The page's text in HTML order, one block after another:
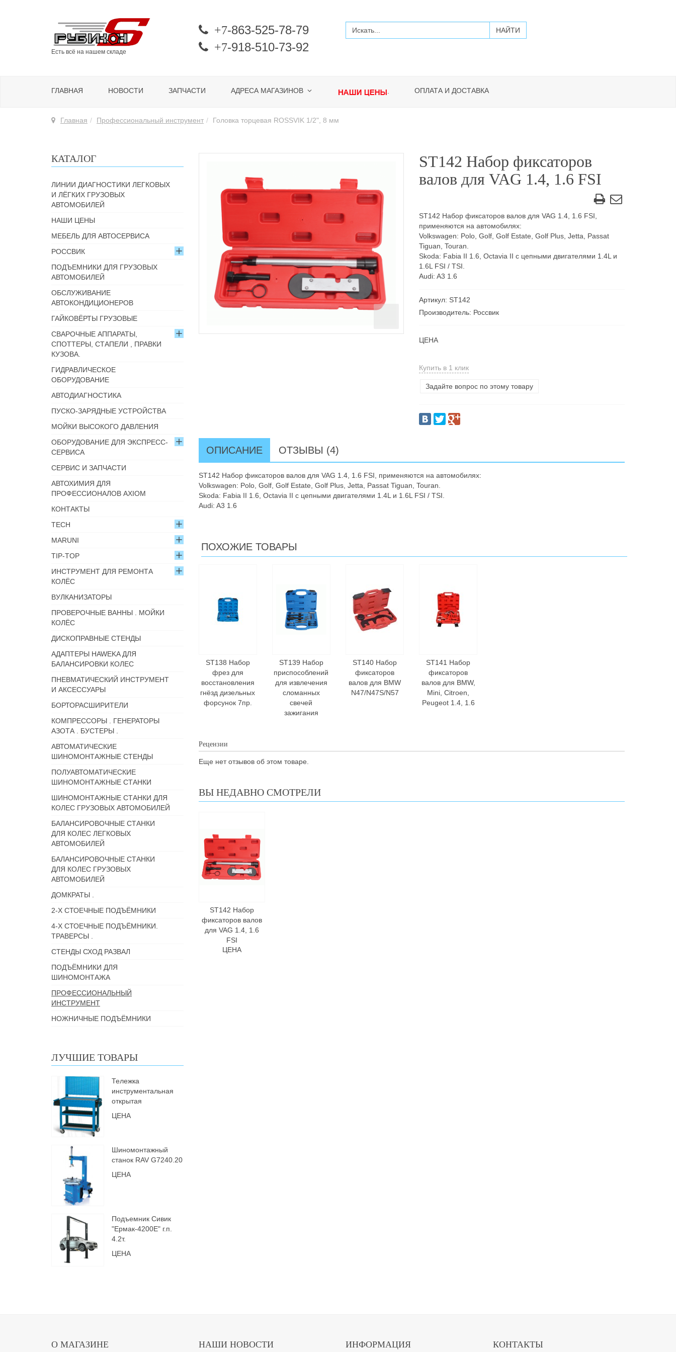
Есть всё на нашем складе
+7-863-525-78-79
+7-918-510-73-92
ГЛАВНАЯ НОВОСТИ ЗАПЧАСТИ АДРЕСА МАГАЗИНОВ . ОПЛАТА И ДОСТАВКА
Главная Профессиональный инструмент Головка торцевая ROSSVIK 1/2", 8 мм
ST142 Набор фиксаторов
валов для VAG 1.4, 1.6 FSI
ST142 Набор фиксаторов валов для VAG 1.4, 1.6 FSI,
применяются на автомобилях:
Volkswagen: Polo, Golf, Golf Estate, Golf Plus, Jetta, Passat
Tiguan, Touran.
Skoda: Fabia II 1.6, Octavia II с цепными двигателями 1.4L и
1.6L FSI / TSI.
Audi: A3 1.6
Артикул: ST142
Производитель: Россвик
ЦЕНА
Купить в 1 клик
Задайте вопрос по этому товару
ОПИСАНИЕ ОТЗЫВЫ (4)
ST142 Набор фиксаторов валов для VAG 1.4, 1.6 FSI, применяются на автомобилях:
Volkswagen: Polo, Golf, Golf Estate, Golf Plus, Jetta, Passat Tiguan, Touran.
Skoda: Fabia II 1.6, Octavia II с цепными двигателями 1.4L и 1.6L FSI / TSI.
Audi: A3 1.6
ПОХОЖИЕ ТОВАРЫ
ST138 Набор
фрез для
восстановления
гнёзд дизельных
форсунок 7пр.
ST139 Набор
приспособлений
для извлечения
сломанных
свечей
зажигания
ST140 Набор
фиксаторов
валов для BMW
N47/N47S/N57
ST141 Набор
фиксаторов
валов для BMW,
Mini, Citroen,
Peugeot 1.4, 1.6
Рецензии
Еще нет отзывов об этом товаре.
ВЫ НЕДАВНО СМОТРЕЛИ
ST142 Набор
фиксаторов валов
для VAG 1.4, 1.6
FSI
ЦЕНА
КАТАЛОГ
ЛИНИИ ДИАГНОСТИКИ ЛЕГКОВЫХ
И ЛЁГКИХ ГРУЗОВЫХ
АВТОМОБИЛЕЙ
НАШИ ЦЕНЫ
МЕБЕЛЬ ДЛЯ АВТОСЕРВИСА
РОССВИК
ПОДЪЕМНИКИ ДЛЯ ГРУЗОВЫХ
АВТОМОБИЛЕЙ
ОБСЛУЖИВАНИЕ
АВТОКОНДИЦИОНЕРОВ
ГАЙКОВЁРТЫ ГРУЗОВЫЕ
СВАРОЧНЫЕ АППАРАТЫ,
СПОТТЕРЫ, СТАПЕЛИ , ПРАВКИ
КУЗОВА.
ГИДРАВЛИЧЕСКОЕ
ОБОРУДОВАНИЕ
АВТОДИАГНОСТИКА
ПУСКО-ЗАРЯДНЫЕ УСТРОЙСТВА
МОЙКИ ВЫСОКОГО ДАВЛЕНИЯ
ОБОРУДОВАНИЕ ДЛЯ ЭКСПРЕСС-
СЕРВИСА
СЕРВИС И ЗАПЧАСТИ
АВТОХИМИЯ ДЛЯ
ПРОФЕССИОНАЛОВ AXIOM
КОНТАКТЫ
TECH
MARUNI
TIP-TOP
ИНСТРУМЕНТ ДЛЯ РЕМОНТА
КОЛЁС
ВУЛКАНИЗАТОРЫ
ПРОВЕРОЧНЫЕ ВАННЫ . МОЙКИ
КОЛЁС
ДИСКОПРАВНЫЕ СТЕНДЫ
АДАПТЕРЫ HAWEKA ДЛЯ
БАЛАНСИРОВКИ КОЛЕС
ПНЕВМАТИЧЕСКИЙ ИНСТРУМЕНТ
И АКСЕССУАРЫ
БОРТОРАСШИРИТЕЛИ
КОМПРЕССОРЫ . ГЕНЕРАТОРЫ
АЗОТА . БУСТЕРЫ .
АВТОМАТИЧЕСКИЕ
ШИНОМОНТАЖНЫЕ СТЕНДЫ
ПОЛУАВТОМАТИЧЕСКИЕ
ШИНОМОНТАЖНЫЕ СТАНКИ
ШИНОМОНТАЖНЫЕ СТАНКИ ДЛЯ
КОЛЕС ГРУЗОВЫХ АВТОМОБИЛЕЙ
БАЛАНСИРОВОЧНЫЕ СТАНКИ
ДЛЯ КОЛЕС ЛЕГКОВЫХ
АВТОМОБИЛЕЙ
БАЛАНСИРОВОЧНЫЕ СТАНКИ
ДЛЯ КОЛЕС ГРУЗОВЫХ
АВТОМОБИЛЕЙ
ДОМКРАТЫ .
2-Х СТОЕЧНЫЕ ПОДЪЁМНИКИ
4-Х СТОЕЧНЫЕ ПОДЪЁМНИКИ.
ТРАВЕРСЫ .
СТЕНДЫ СХОД РАЗВАЛ
ПОДЪЁМНИКИ ДЛЯ
ШИНОМОНТАЖА
ПРОФЕССИОНАЛЬНЫЙ
ИНСТРУМЕНТ
НОЖНИЧНЫЕ ПОДЪЁМНИКИ
ЛУЧШИЕ ТОВАРЫ
Тележка
инструментальная
открытая
ЦЕНА
Шиномонтажный
станок RAV G7240.20
ЦЕНА
Подъемник Сивик
"Ермак-4200Е" г.п.
4.2т.
ЦЕНА
О МАГАЗИНЕ НАШИ НОВОСТИ ИНФОРМАЦИЯ КОНТАКТЫ